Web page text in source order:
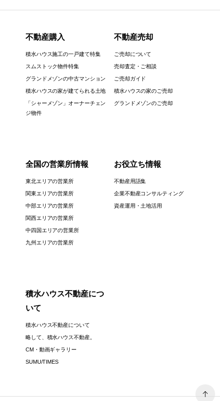
不動産購入
積水ハウス施工の一戸建て特集
スムストック物件特集
グランドメゾンの中古マンション
積水ハウスの家が建てられる土地
「シャーメゾン」オーナーチェン
ジ物件
不動産売却
ご売却について
売却査定・ご相談
ご売却ガイド
積水ハウスの家のご売却
グランドメゾンのご売却
全国の営業所情報
東北エリアの営業所
関東エリアの営業所
中部エリアの営業所
関西エリアの営業所
中四国エリアの営業所
九州エリアの営業所
お役立ち情報
不動産用語集
企業不動産コンサルティング
資産運用・土地活用
積水ハウス不動産につ
いて
積水ハウス不動産について
略して、積水ハウス不動産。
CM・動画ギャラリー
SUMU/TIMES